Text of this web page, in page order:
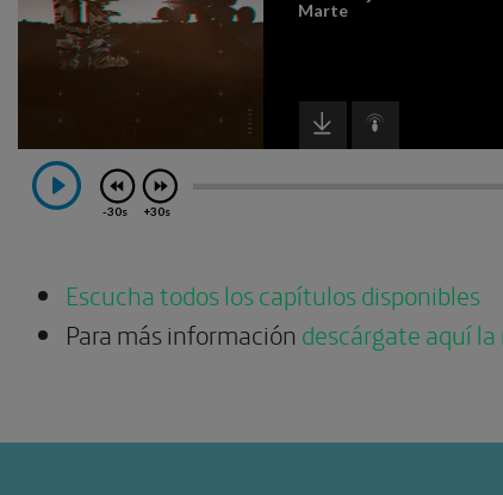
Escucha todos los capítulos disponibles
Para más información descárgate aquí